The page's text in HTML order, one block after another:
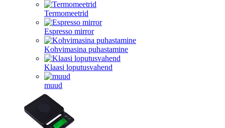
Termomeetrid
Espresso mirror
Kohvimasina puhastamine
Klaasi loputusvahend
muud